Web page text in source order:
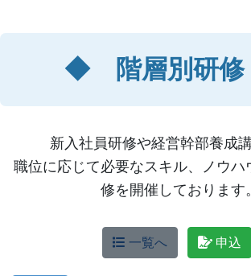
◆ 階層別研
新入社員研修や経営幹部養成講
職位に応じて必要なスキル、ノウハ
修を開催しております。
一覧へ 申込